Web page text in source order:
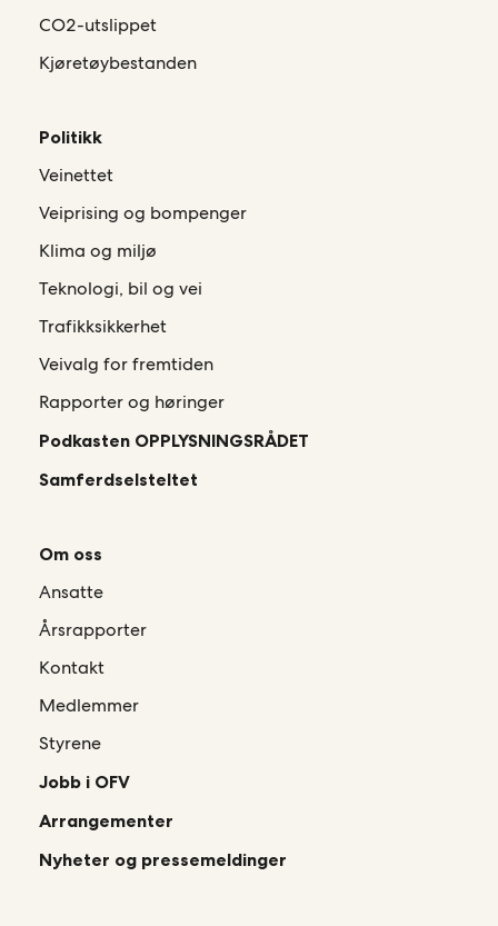
CO2-utslippet
Kjøretøybestanden
Politikk
Veinettet
Veiprising og bompenger
Klima og miljø
Teknologi, bil og vei
Trafikksikkerhet
Veivalg for fremtiden
Rapporter og høringer
Podkasten OPPLYSNINGSRÅDET
Samferdselsteltet
Om oss
Ansatte
Årsrapporter
Kontakt
Medlemmer
Styrene
Jobb i OFV
Arrangementer
Nyheter og pressemeldinger